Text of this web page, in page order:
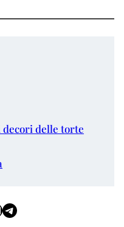
decori delle torte
Telegram